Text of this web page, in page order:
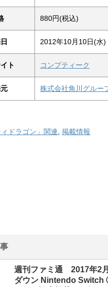
880円(税込)
2012年10月10日(水)
ト コンプティーク
株式会社角川グルー
ィドラゴン」関連 掲載情報
週刊ファミ通 2017年2
ダウン Nintendo Switch